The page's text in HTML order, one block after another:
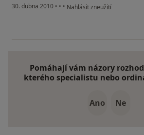
30. dubna 2010 • • • podle názoru uživatele Váš
Nahlásit zneužití
Pomáhají vám názory
kterého specialistu nebo
Ano Ne